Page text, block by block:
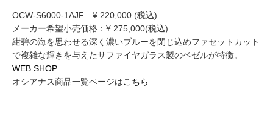
OCW-S6000-1AJF ¥ 220,000 (税込)
メーカー希望小売価格：¥ 275,000(税込)
紺碧の海を思わせる深く濃いブルーを閉じ込めファセットカット
で複雑な輝きを与えたサファイヤガラス製のベゼルが特徴。
WEB SHOP
オシアナス商品一覧ページはこちら